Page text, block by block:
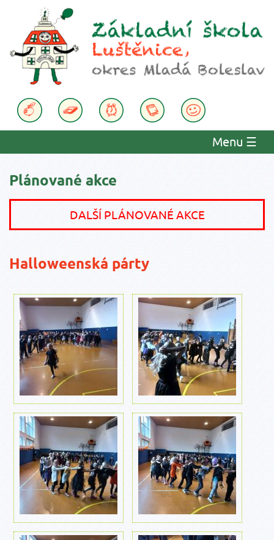
Menu ☰
Plánované akce
DALŠÍ PLÁNOVANÉ AKCE
Halloweenská párty